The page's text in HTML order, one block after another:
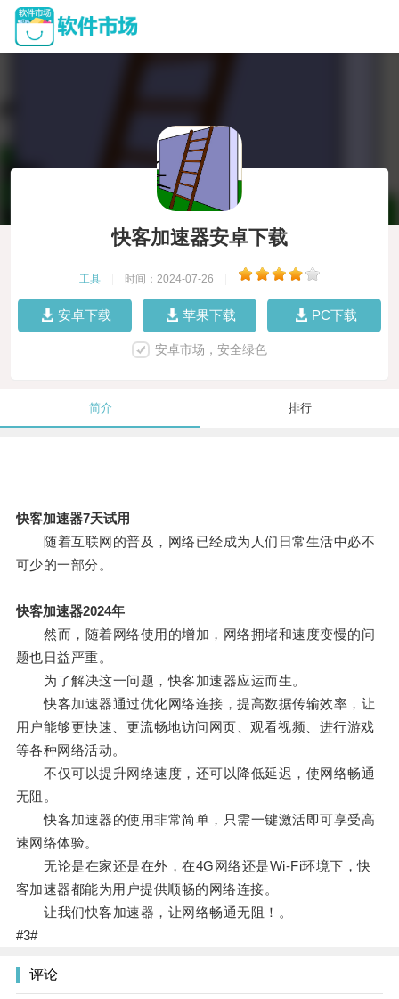
快客加速器安卓下载
工具 时间：2024-07-26
安卓下载 苹果下载 PC下载
安卓市场，安全绿色
简介 排行
快客加速器7天试用
随着互联网的普及，网络已经成为人们日常生活中必不
可少的一部分。
快客加速器2024年
然而，随着网络使用的增加，网络拥堵和速度变慢的问
题也日益严重。
为了解决这一问题，快客加速器应运而生。
快客加速器通过优化网络连接，提高数据传输效率，让
用户能够更快速、更流畅地访问网页、观看视频、进行游戏
等各种网络活动。
不仅可以提升网络速度，还可以降低延迟，使网络畅通
无阻。
快客加速器的使用非常简单，只需一键激活即可享受高
速网络体验。
无论是在家还是在外，在4G网络还是Wi-Fi环境下，快
客加速器都能为用户提供顺畅的网络连接。
让我们快客加速器，让网络畅通无阻！。
#3#
评论